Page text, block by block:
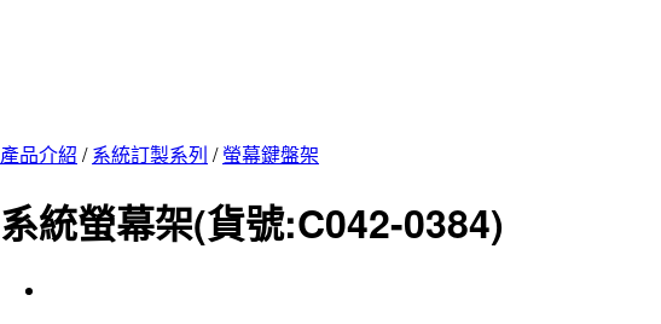
產品介紹 / 系統訂製系列 / 螢幕鍵盤架
系統螢幕架(貨號:C042-0384)